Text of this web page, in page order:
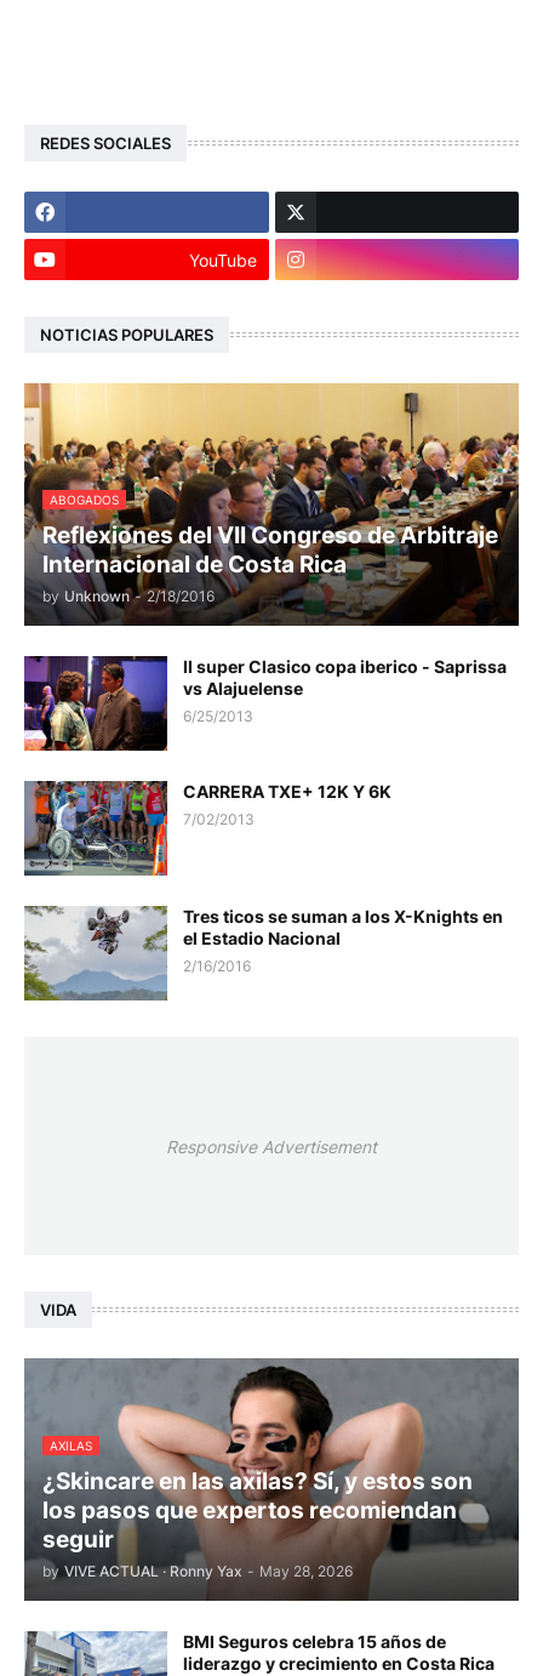
REDES SOCIALES
YouTube
NOTICIAS POPULARES
ABOGADOS
Reflexiones del VII Congreso de Arbitraje
Internacional de Costa Rica
by Unknown - 2/18/2016
II super Clasico copa iberico - Saprissa
vs Alajuelense
6/25/2013
CARRERA TXE+ 12K Y 6K
7/02/2013
Tres ticos se suman a los X-Knights en
el Estadio Nacional
2/16/2016
Responsive Advertisement
VIDA
AXILAS
¿Skincare en las axilas? Sí, y estos son
los pasos que expertos recomiendan
seguir
by VIVE ACTUAL · Ronny Yax - May 28, 2026
BMI Seguros celebra 15 años de
liderazgo y crecimiento en Costa Rica